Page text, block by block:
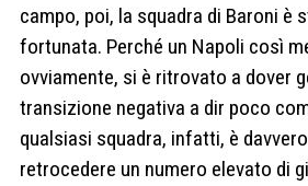
campo, poi, la squadra di Baroni è
fortunata. Perché un Napoli così
ovviamente, si è ritrovato a dover
transizione negativa a dir poco
qualsiasi squadra, infatti, è
retrocedere un numero elevato di